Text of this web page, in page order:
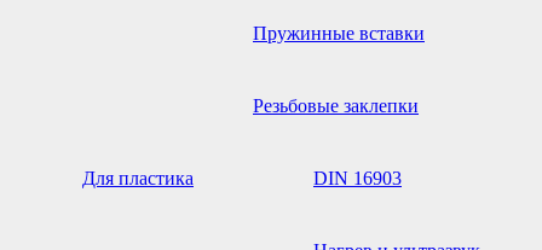
Пружинные вставки
Резьбовые заклепки
Для пластика DIN 16903